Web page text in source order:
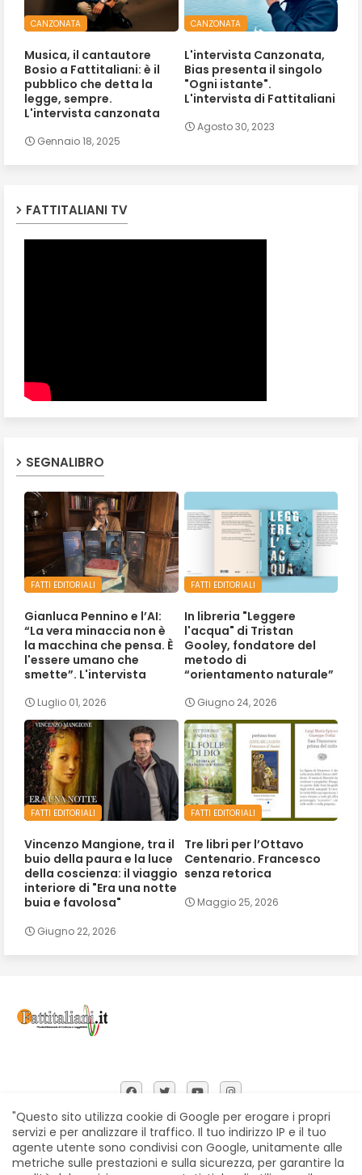
CANZONATA
Musica, il cantautore
Bosio a Fattitaliani: è il
pubblico che detta la
legge, sempre.
L'intervista canzonata
Gennaio 18, 2025
CANZONATA
L'intervista Canzonata,
Bias presenta il singolo
"Ogni istante".
L'intervista di Fattitaliani
Agosto 30, 2023
FATTITALIANI TV
SEGNALIBRO
FATTI EDITORIALI
Gianluca Pennino e l’AI:
“La vera minaccia non è
la macchina che pensa. È
l'essere umano che
smette”. L'intervista
Luglio 01, 2026
FATTI EDITORIALI
In libreria "Leggere
l'acqua" di Tristan
Gooley, fondatore del
metodo di
“orientamento naturale”
Giugno 24, 2026
FATTI EDITORIALI
Vincenzo Mangione, tra il
buio della paura e la luce
della coscienza: il viaggio
interiore di "Era una notte
buia e favolosa"
Giugno 22, 2026
FATTI EDITORIALI
Tre libri per l’Ottavo
Centenario. Francesco
senza retorica
Maggio 25, 2026
Home Chi siamo Contatti
Privacy Policy
Segnalazioni
"Questo sito utilizza cookie di Google per erogare i propri
servizi e per analizzare il traffico. Il tuo indirizzo IP e il tuo
agente utente sono condivisi con Google, unitamente alle
metriche sulle prestazioni e sulla sicurezza, per garantire la